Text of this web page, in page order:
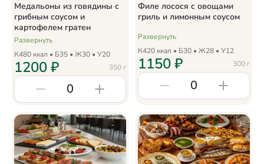
Медальоны из говядины с
грибным соусом и
картофелем гратен
Развернуть
К480 ккал • Б35 • Ж30 • У20
350 г
1200₽
0
Филе лосося с овощами
гриль и лимонным соусом
Развернуть
К420 ккал • Б30 • Ж28 • У12
300 г
1150₽
0